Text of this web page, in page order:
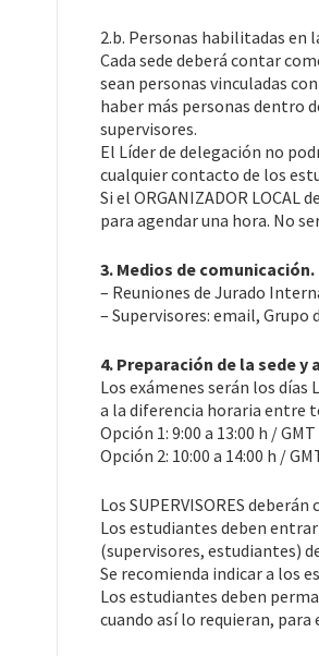
2.b. Personas habilitadas en
Cada sede deberá contar
sean personas vinculadas
haber más personas dentro
supervisores.
El Líder de delegación no
cualquier contacto de los
Si el ORGANIZADOR
para agendar una hora. No
3. Medios de comunicación.
– Reuniones de Jurado
– Supervisores: email, Grupo
4. Preparación de la sede
Los exámenes serán los días
a la diferencia horaria entre
Opción 1: 9:00 a 13:00 h / GMT
Opción 2: 10:00 a 14:00 h /
Los SUPERVISORES
Los estudiantes deben
(supervisores, estudiantes)
Se recomienda indicar a los
Los estudiantes deben
cuando así lo requieran,